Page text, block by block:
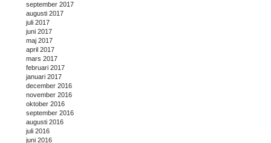
september 2017
augusti 2017
juli 2017
juni 2017
maj 2017
april 2017
mars 2017
februari 2017
januari 2017
december 2016
november 2016
oktober 2016
september 2016
augusti 2016
juli 2016
juni 2016